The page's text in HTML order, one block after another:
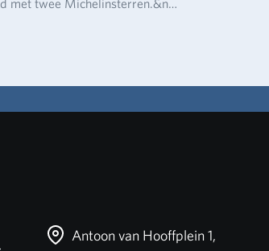
met twee Michelinsterren.&n…
Antoon van Hooffplein 1,